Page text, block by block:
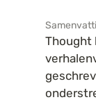
Thought